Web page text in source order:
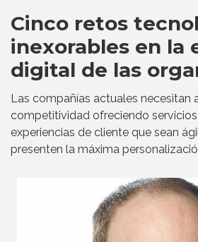
Cinco retos
inexorables en la
digital de las
Las compañías actuales necesitan
competitividad ofreciendo
experiencias de cliente que sean
presenten la máxima